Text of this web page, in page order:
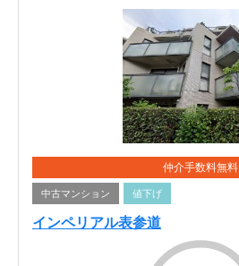
仲介手数料無料
中古マンション 値下げ
インペリアル表参道